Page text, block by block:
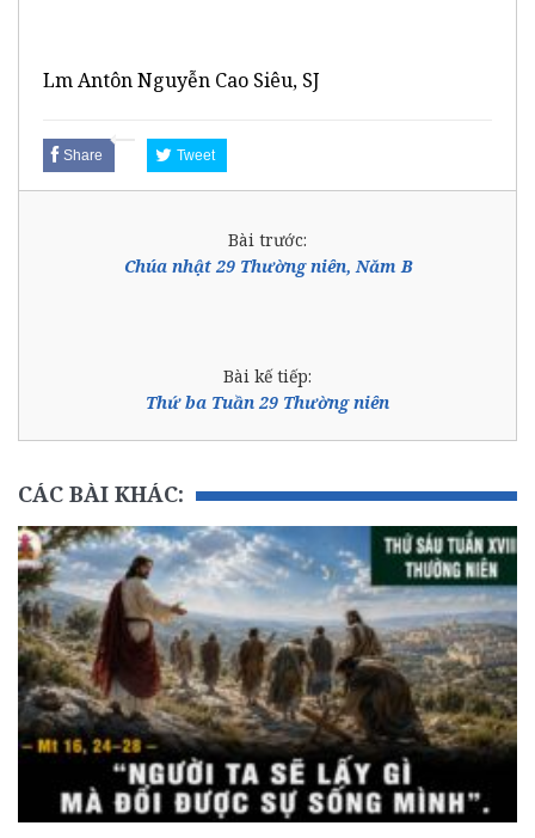
Lm Antôn Nguyễn Cao Siêu, SJ
Share Tweet
Bài trước:
Chúa nhật 29 Thường niên, Năm B
Bài kế tiếp:
Thứ ba Tuần 29 Thường niên
CÁC BÀI KHÁC: